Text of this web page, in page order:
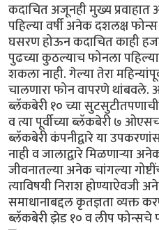
कदाचित अजूनही मुख्य
पहिल्या वर्षी अनेक दशलक्ष
घसरण होऊन कदाचित काही
पुढच्या कुठल्याच फोनला
शकला नाही. गेल्या तेरा
चालणारा फोन वापरणे
ब्लॅकबेरी १० च्या
व त्या पूर्वीच्या ब्लॅकबेरी ७
ब्लॅकबेरी कंपनीद्वारे या
नाही व जालाद्वारे मिळणार्‍या
जीवनातल्या अनेक चांगल्या
त्याविषयी निराश होण्याऐवजी
समाधानाबद्दल कृतज्ञता व्यक्त
ब्लॅकबेरी झेड १० व लीप फोन्सचे